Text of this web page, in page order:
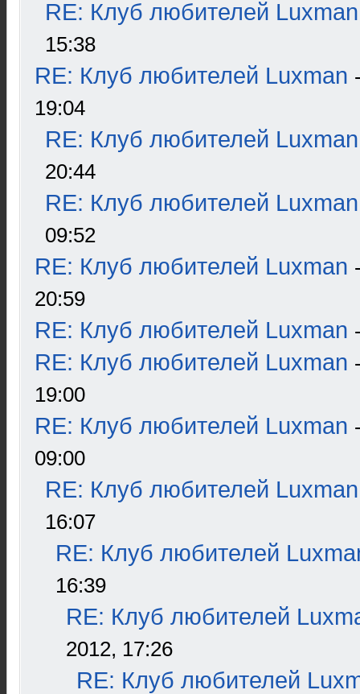
RE: Клуб любителей Luxman
15:38
RE: Клуб любителей Luxman
19:04
RE: Клуб любителей Luxman
20:44
RE: Клуб любителей Luxman
09:52
RE: Клуб любителей Luxman
20:59
RE: Клуб любителей Luxman
RE: Клуб любителей Luxman
19:00
RE: Клуб любителей Luxman
09:00
RE: Клуб любителей Luxman
16:07
RE: Клуб любителей
16:39
RE: Клуб любителей
2012, 17:26
RE: Клуб любителей